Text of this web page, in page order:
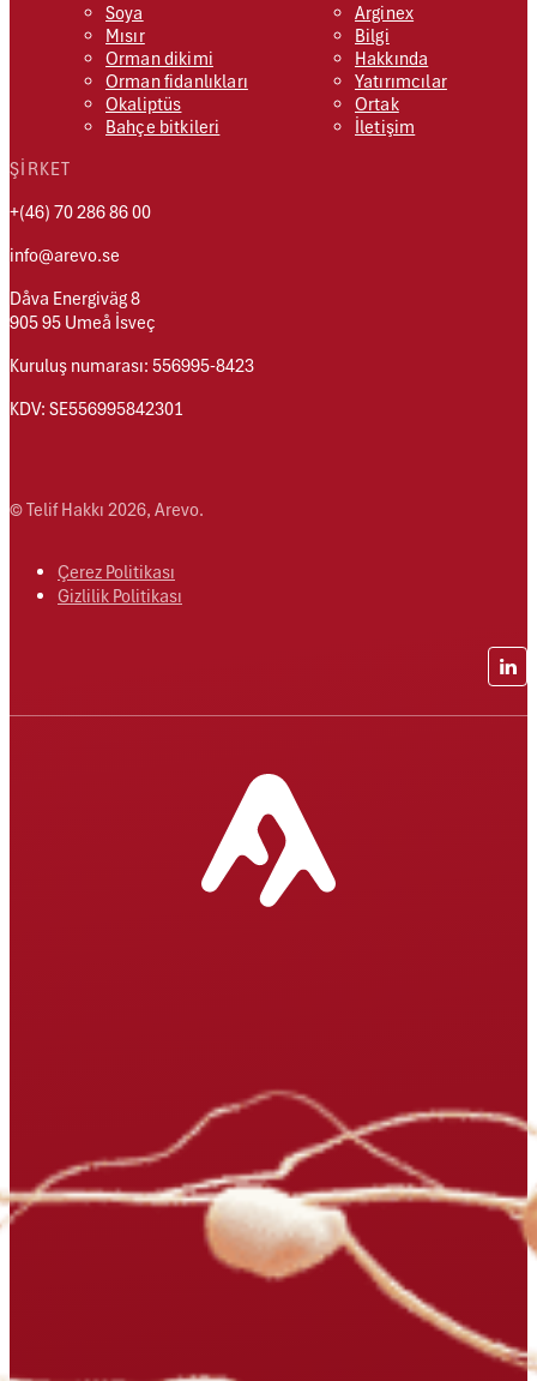
Soya
Mısır
Orman dikimi
Orman fidanlıkları
Okaliptüs
Bahçe bitkileri
Arginex
Bilgi
Hakkında
Yatırımcılar
Ortak
İletişim
ŞIRKET
+(46) 70 286 86 00
info@arevo.se
Dåva Energiväg 8
905 95 Umeå İsveç
Kuruluş numarası: 556995-8423
KDV: SE556995842301
© Telif Hakkı 2026, Arevo.
Çerez Politikası
Gizlilik Politikası